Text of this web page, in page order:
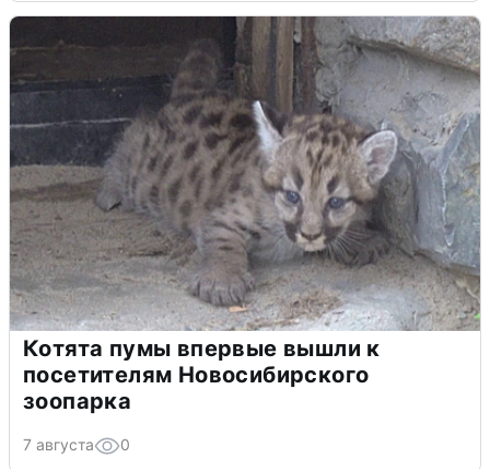
Котята пумы впервые вышли к
посетителям Новосибирского
зоопарка
7 августа 0